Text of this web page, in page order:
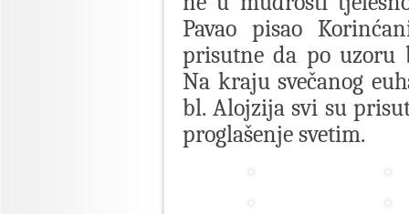
Pavao pisao
prisutne da po uzoru
Na kraju svečanog
bl. Alojzija svi su
proglašenje svetim.